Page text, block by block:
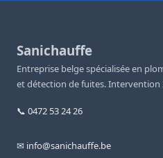
Sanichauffe
Entreprise belge spécialisée en
et détection de fuites. Intervention
📞 0472 53 24 26
✉ info@sanichauffe.be